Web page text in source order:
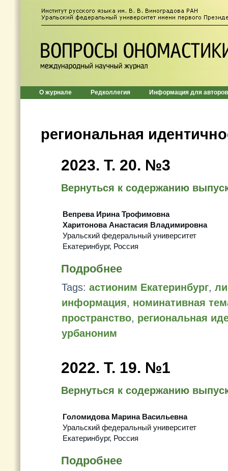
О журнале Редколлегия Информация для авторов
региональная
2023. Т. 20. №3
Вернуться к содержанию
Вепрева Ирина Трофимовна
Харитонова Анастасия Владимировна
Уральский федеральный университет
Екатеринбург, Россия
Подробнее
Tags: астионим Екатеринбург,
информация, номинативная
пространство, региональная
урбаноним
2022. Т. 19. №1
Вернуться к содержанию
Голомидова Марина Васильевна
Уральский федеральный университет
Екатеринбург, Россия
Подробнее